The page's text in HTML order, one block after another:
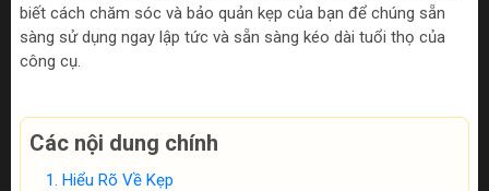
biết cách chăm sóc và bảo quản kẹp của bạn để chúng sẵn
sàng sử dụng ngay lập tức và sẵn sàng kéo dài tuổi thọ của
công cụ.
Các nội dung chính
Hiểu Rõ Về Kẹp